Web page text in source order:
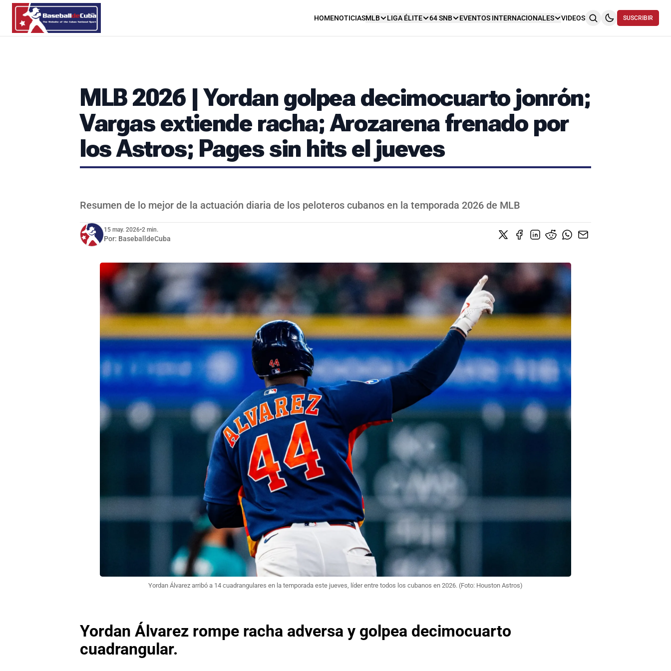
HOMENOTICIASMLB LIGA ÉLITE 64 SNB EVENTOS INTERNACIONALES VIDEOS SUSCRIBIR
MLB 2026 | Yordan golpea decimocuarto jonrón;
Vargas extiende racha; Arozarena frenado por
los Astros; Pages sin hits el jueves
Resumen de lo mejor de la actuación diaria de los peloteros cubanos en la temporada 2026 de MLB
15 may. 2026•2 min.
Por: BaseballdeCuba
Yordan Álvarez arribó a 14 cuadrangulares en la temporada este jueves, líder entre todos los cubanos en 2026. (Foto: Houston Astros)
Yordan Álvarez rompe racha adversa y golpea decimocuarto
cuadrangular.